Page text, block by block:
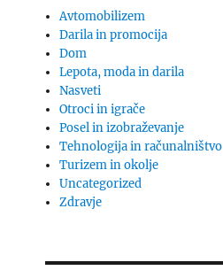
Avtomobilizem
Darila in promocija
Dom
Lepota, moda in darila
Nasveti
Otroci in igrače
Posel in izobraževanje
Tehnologija in računalništvo
Turizem in okolje
Uncategorized
Zdravje